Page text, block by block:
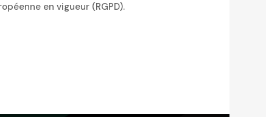
en vigueur (RGPD).